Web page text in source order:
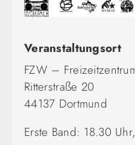
Veranstaltungsort
FZW –
Ritterstraße 20
44137 Dortmund
Erste Band: 18.30